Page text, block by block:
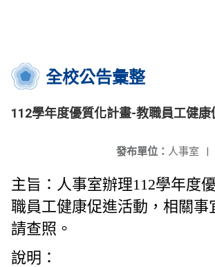
全校公告彙整
112學年度優質化計畫-教職員工健康
發布單位： 人事室 |
主旨：人事室辦理112學年度
職員工健康促進活動，相關事
請查照。
說明：